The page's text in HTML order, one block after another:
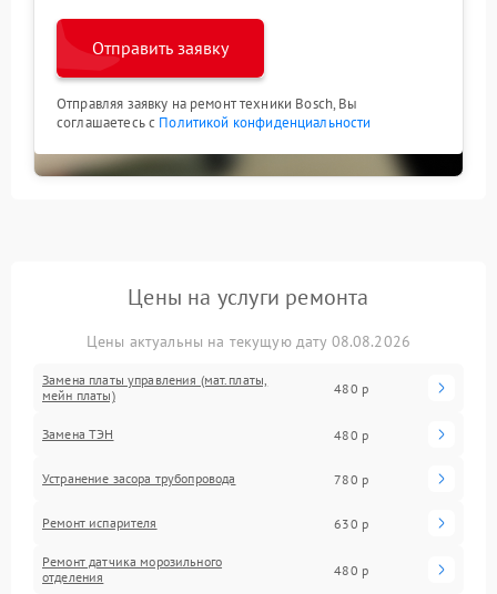
Отправить заявку
Отправляя заявку на ремонт техники Bosch, Вы
соглашаетесь с Политикой конфиденциальности
Цены на услуги ремонта
Цены актуальны на текущую дату 08.08.2026
Замена платы управления (мат.платы,
мейн платы)
480 р
Замена ТЭН 480 р
Устранение засора трубопровода 780 р
Ремонт испарителя 630 р
Ремонт датчика морозильного
отделения
480 р